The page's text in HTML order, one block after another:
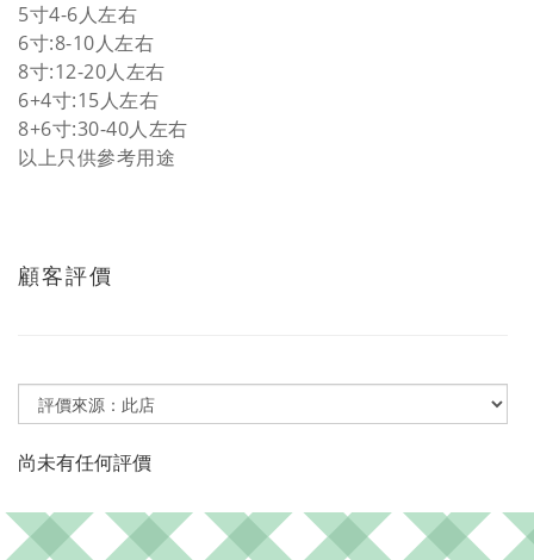
5寸4-6人左右
6寸:8-10人左右
8寸:12-20人左右
6+4寸:15人左右
8+6寸:30-40人左右
以上只供參考用途
顧客評價
尚未有任何評價